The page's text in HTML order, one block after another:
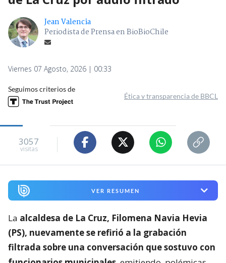
Jean Valencia
Periodista de Prensa en BioBioChile
Viernes 07 Agosto, 2026 | 00:33
Seguimos criterios de
Ética y transparencia de BBCL
3057
visitas
VER RESUMEN
La alcaldesa de La Cruz, Filomena Navia Hevia
(PS), nuevamente se refirió a la grabación
filtrada sobre una conversación que sostuvo con